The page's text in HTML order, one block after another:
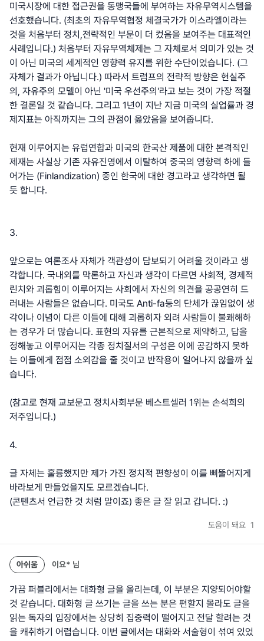
미국시장에 대한 접근권을 동맹국들에 부여하는 자유무역시스템을
선호했습니다. (최초의 자유무역협정 체결국가가 이스라엘이라는
것을 처음부터 정치,전략적인 부문이 더 컸음을 보여주는 대표적인
사례입니다.) 처음부터 자유무역체제는 그 자체로서 의미가 있는 것
이 아닌 미국의 세계적인 영향력 유지를 위한 수단이었습니다. (그
자체가 결과가 아닙니다.) 따라서 트럼프의 전략적 방향은 현실주
의, 자유주의 모델이 아닌 '미국 우선주의'라고 보는 것이 가장 적절
한 결론일 것 같습니다. 그리고 1년이 지난 지금 미국의 실업률과 경
제지표는 아직까지는 그의 관점이 옳았음을 보여줍니다.
현재 이루어지는 유럽연합과 미국의 한국산 제품에 대한 본격적인
제재는 사실상 기존 자유진영에서 이탈하여 중국의 영향력 하에 들
어가는 (Finlandization) 중인 한국에 대한 경고라고 생각하면 될
듯 합니다.
3.
앞으로는 여론조사 자체가 객관성이 담보되기 어려울 것이라고 생
각합니다. 국내외를 막론하고 자신과 생각이 다르면 사회적, 경제적
린치와 괴롭힘이 이루어지는 사회에서 자신의 의견을 공공연히 드
러내는 사람들은 없습니다. 미국도 Anti-fa등의 단체가 끊임없이 생
각이나 이념이 다른 이들에 대해 괴롭히자 외려 사람들이 불쾌해하
는 경우가 더 많습니다. 표현의 자유를 근본적으로 제약하고, 답을
정해놓고 이루어지는 각종 정치질서의 구성은 이에 공감하지 못하
는 이들에게 점점 소외감을 줄 것이고 반작용이 일어나지 않을까 싶
습니다.
(참고로 현재 교보문고 정치사회부문 베스트셀러 1위는 손석희의
저주입니다.)
4.
글 자체는 훌륭했지만 제가 가진 정치적 편향성이 이를 삐뚤어지게
바라보게 만들었을지도 모르겠습니다.
도움이 돼요 1
아쉬움 이요* 님
가끔 퍼블리에서는 대화형 글을 올리는데, 이 부분은 지양되어야할
것 같습니다. 대화형 글 쓰기는 글을 쓰는 분은 편할지 몰라도 글을
읽는 독자의 입장에서는 상당히 집중력이 떨어지고 전달 할려는 것
을 캐취하기 어렵습니다. 이번 글에서는 대화와 서술형이 섞여 있었